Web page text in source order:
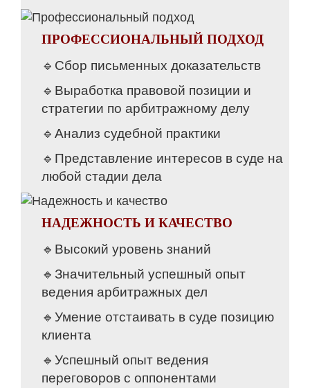
ПРОФЕССИОНАЛЬНЫЙ ПОДХОД
🔹Сбор письменных доказательств
🔹Выработка правовой позиции и
стратегии по арбитражному делу
🔹Анализ судебной практики
🔹Представление интересов в суде на
любой стадии дела
НАДЕЖНОСТЬ И КАЧЕСТВО
🔹Высокий уровень знаний
🔹Значительный успешный опыт
ведения арбитражных дел
🔹Умение отстаивать в суде позицию
клиента
🔹Успешный опыт ведения
переговоров с оппонентами